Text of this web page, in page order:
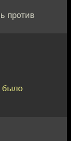
против
было